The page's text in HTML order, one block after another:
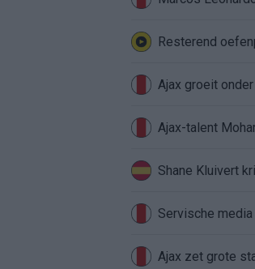
Resterend
Ajax groeit
Ajax-talent
Shane Kluivert
Servische
Ajax zet grote